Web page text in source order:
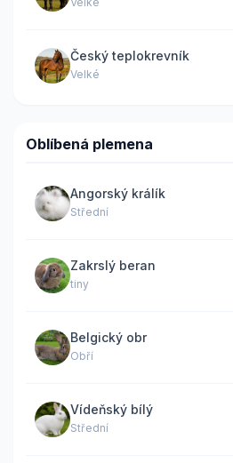
Český teplokrevník
Velké
Oblíbená plemena
Angorský králík
Střední
Zakrslý beran
tiny
Belgický obr
Obří
Vídeňský bílý
Střední